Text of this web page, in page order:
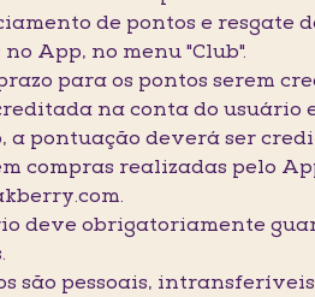
de pontos e
App, no menu "Club".
para os pontos serem
na conta do usuário
a pontuação deverá ser
compras realizadas pelo
deve obrigatoriamente
são pessoais,